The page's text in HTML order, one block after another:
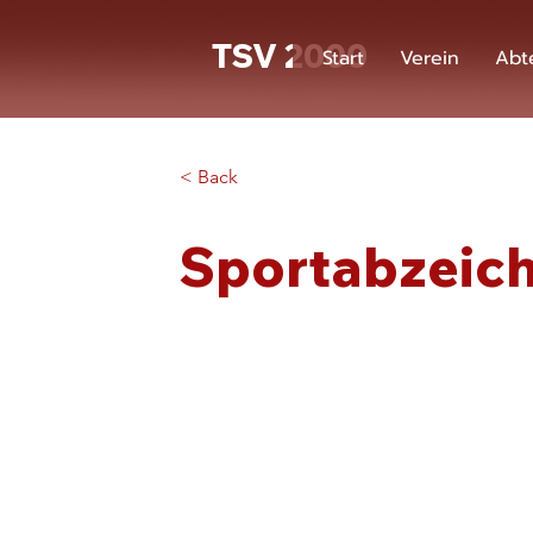
TSV 2000
Start Verein
< Back